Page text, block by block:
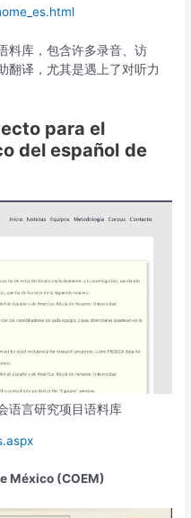
料库，包含许多录音、访
翻译，尤其是遇上了对听力
para el
del español de
语言研究项目语料库
México (COEM)